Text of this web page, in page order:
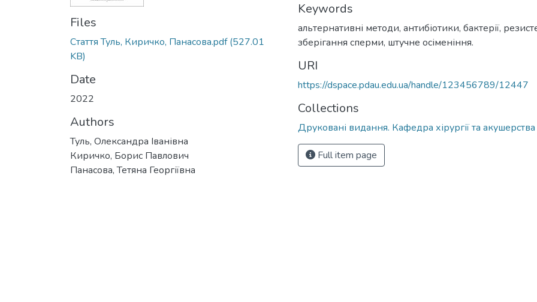
Files
Стаття Туль, Киричко, Панасова.pdf(527.01
KB)
Date
2022
Authors
Туль, Олександра Іванівна
Киричко, Борис Павлович
Панасова, Тетяна Георгіївна
Keywords
альтернативні методи, антибіотики, бактерії,
зберігання сперми, штучне осіменіння.
URI
https://dspace.pdau.edu.ua/handle/123456789/12447
Collections
Друковані видання. Кафедра хірургії та акушерства
Full item page